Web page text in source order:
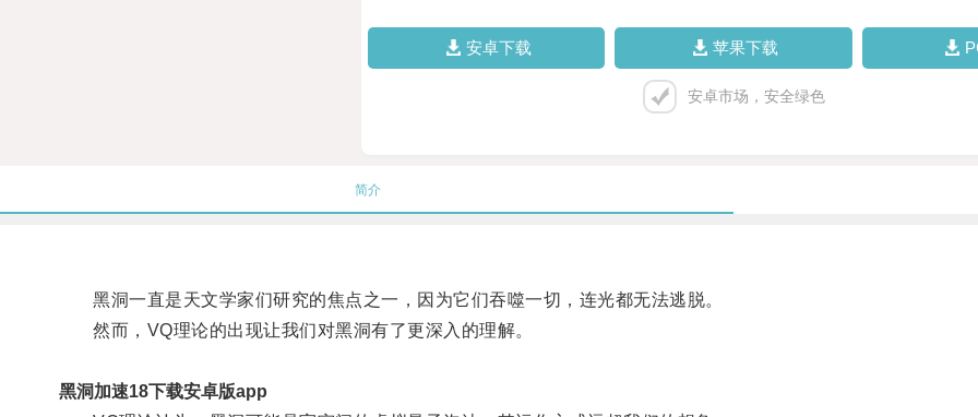
安卓下载 苹果下载
安卓市场，安全绿色
简介
黑洞一直是天文学家们研究的焦点之一，因为它们吞噬一切，连光都无法逃脱。
然而，VQ理论的出现让我们对黑洞有了更深入的理解。
黑洞加速18下载安卓版app